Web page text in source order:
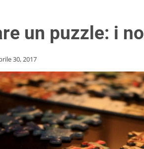
un puzzle: i
30, 2017